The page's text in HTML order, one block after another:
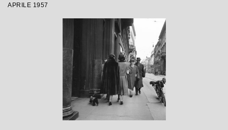
APRILE 1957